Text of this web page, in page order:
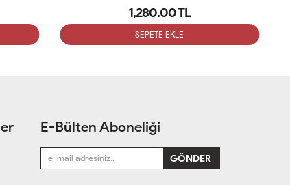
1,280.00 TL
SEPETE EKLE
E-Bülten Aboneliği